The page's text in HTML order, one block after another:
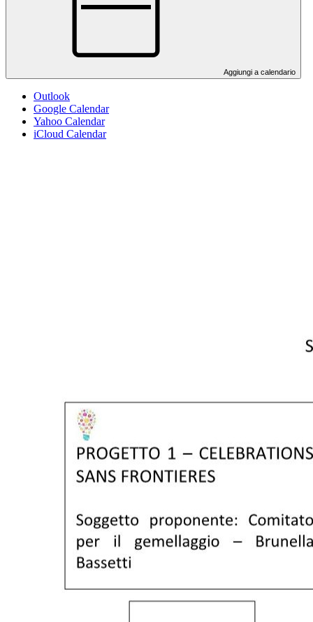
Aggiungi a calendario
Outlook
Google Calendar
Yahoo Calendar
iCloud Calendar